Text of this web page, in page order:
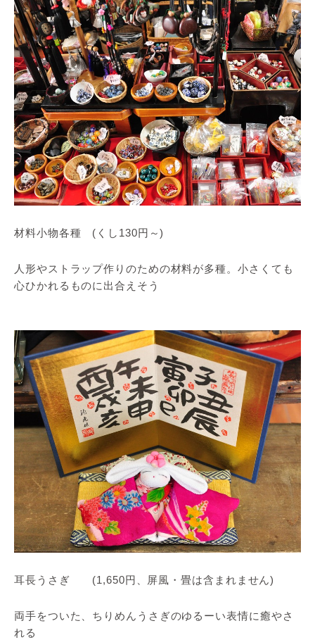
材料小物各種 (くし130円～)
人形やストラップ作りのための材料が多種。小さくても
心ひかれるものに出合えそう
耳長うさぎ (1,650円、屏風・畳は含まれません)
両手をついた、ちりめんうさぎのゆるーい表情に癒やさ
れる